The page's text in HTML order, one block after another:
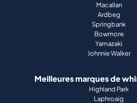
Macallan
Ardbeg
Springbank
Bowmore
Yamazaki
Johnnie Walker
Meilleures marques de
Highland Park
Laphroaig